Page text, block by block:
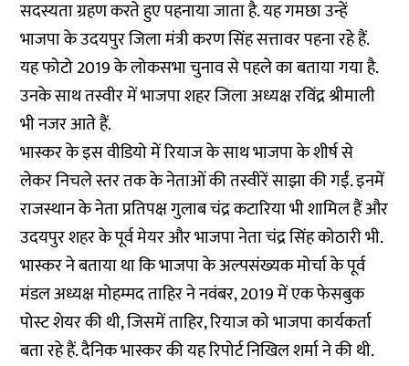
सदस्यता ग्रहण करते हुए पहनाया जाता है. यह गमछा उन्हें
भाजपा के उदयपुर जिला मंत्री करण सिंह सत्तावर पहना रहे हैं.
यह फोटो 2019 के लोकसभा चुनाव से पहले का बताया गया है.
उनके साथ तस्वीर में भाजपा शहर जिला अध्यक्ष रविंद्र श्रीमाली
भी नजर आते हैं.
भास्कर के इस वीडियो में रियाज के साथ भाजपा के शीर्ष से
लेकर निचले स्तर तक के नेताओं की तस्वीरें साझा की गईं. इनमें
राजस्थान के नेता प्रतिपक्ष गुलाब चंद्र कटारिया भी शामिल हैं और
उदयपुर शहर के पूर्व मेयर और भाजपा नेता चंद्र सिंह कोठारी भी.
भास्कर ने बताया था कि भाजपा के अल्पसंख्यक मोर्चा के पूर्व
मंडल अध्यक्ष मोहम्मद ताहिर ने नवंबर, 2019 में एक फेसबुक
पोस्ट शेयर की थी, जिसमें ताहिर, रियाज को भाजपा कार्यकर्ता
बता रहे हैं. दैनिक भास्कर कीयह रिपोर्टनिखिल शर्मा ने की थी.